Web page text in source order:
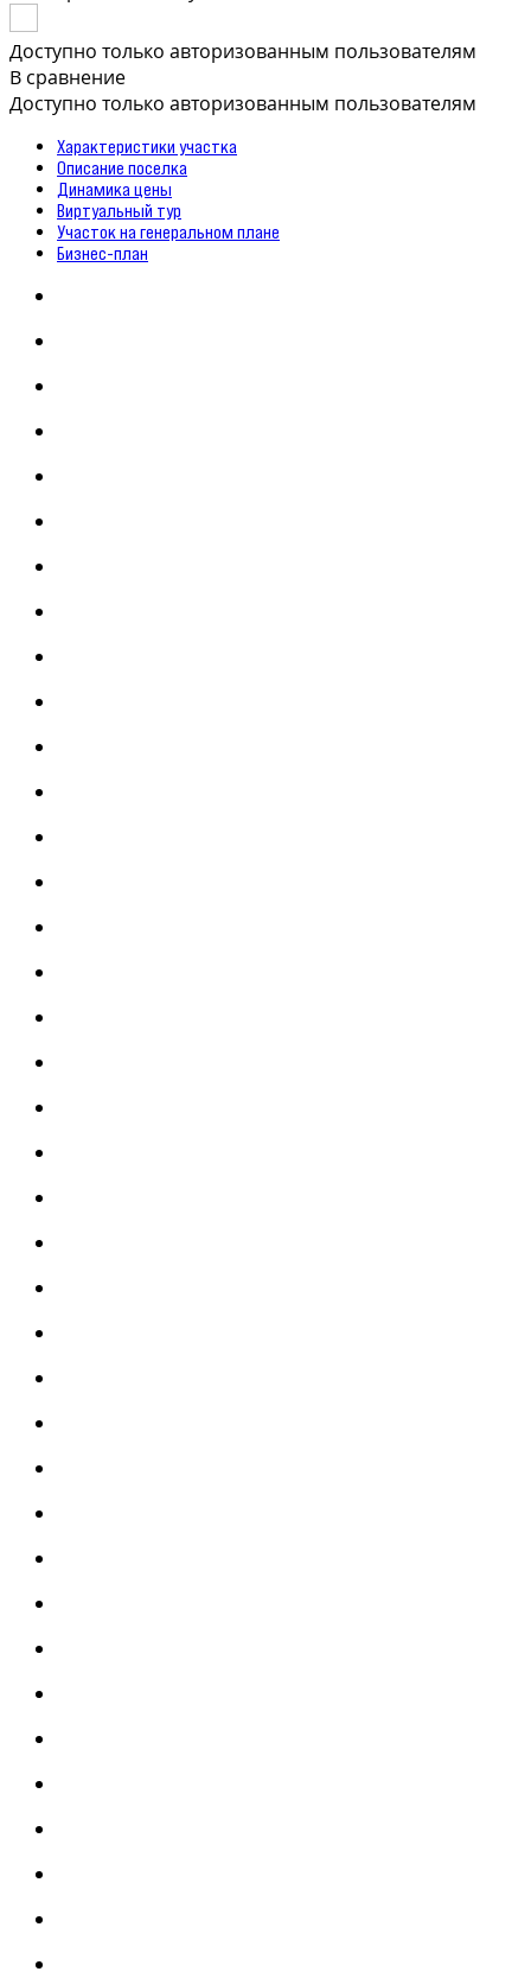
Доступно только авторизованным пользователям
В сравнение
Доступно только авторизованным пользователям
Характеристики участка
Описание поселка
Динамика цены
Виртуальный тур
Участок на генеральном плане
Бизнес-план